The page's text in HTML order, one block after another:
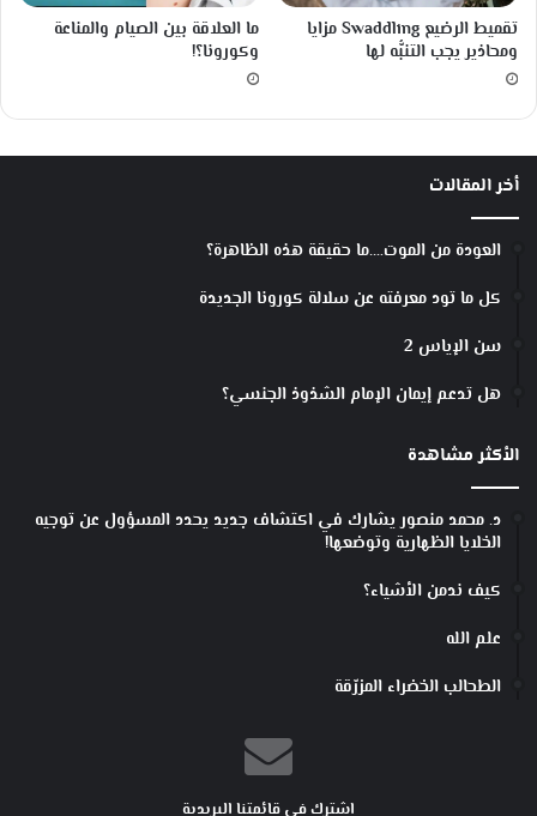
تقميط الرضيع Swaddling مزايا
ومحاذير يجب التنبُّه لها
ما العلاقة بين الصيام والمناعة
وكورونا؟!
أخر المقالات
العودة من الموت….ما حقيقة هذه الظاهرة؟
كل ما تود معرفته عن سلالة كورونا الجديدة
سن الإياس 2
هل تدعم إيمان الإمام الشذوذ الجنسي؟
الأكثر مشاهدة
د. محمد منصور يشارك في اكتشاف جديد يحدد المسؤول عن توجيه
الخلايا الظهارية وتوضعها!
كيف ندمن الأشياء؟
علم الله
الطحالب الخضراء المزرّقة
اشترك في قائمتنا البريدية